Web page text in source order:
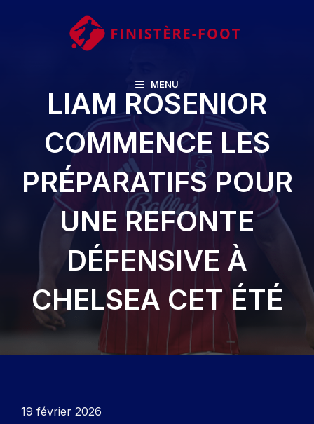
MENU
LIAM ROSENIOR
COMMENCE LES
PRÉPARATIFS POUR
UNE REFONTE
DÉFENSIVE À
CHELSEA CET ÉTÉ
19 février 2026